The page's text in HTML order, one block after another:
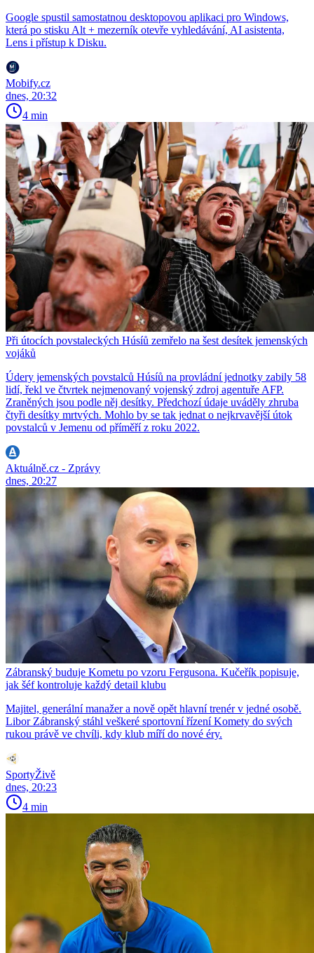
Google spustil samostatnou desktopovou aplikaci pro Windows,
která po stisku Alt + mezerník otevře vyhledávání, AI asistenta,
Lens i přístup k Disku.
Mobify.cz
dnes, 20:32
4 min
Při útocích povstaleckých Húsíů zemřelo na šest desítek jemenských
vojáků
Údery jemenských povstalců Húsíů na provládní jednotky zabily 58
lidí, řekl ve čtvrtek nejmenovaný vojenský zdroj agentuře AFP.
Zraněných jsou podle něj desítky. Předchozí údaje uváděly zhruba
čtyři desítky mrtvých. Mohlo by se tak jednat o nejkrvavější útok
povstalců v Jemenu od příměří z roku 2022.
Aktuálně.cz - Zprávy
dnes, 20:27
Zábranský buduje Kometu po vzoru Fergusona. Kučeřík popisuje,
jak šéf kontroluje každý detail klubu
Majitel, generální manažer a nově opět hlavní trenér v jedné osobě.
Libor Zábranský stáhl veškeré sportovní řízení Komety do svých
rukou právě ve chvíli, kdy klub míří do nové éry.
SportyŽivě
dnes, 20:23
4 min